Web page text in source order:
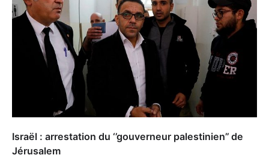
Israël : arrestation du ‘’gouverneur palestinien’’ de
Jérusalem